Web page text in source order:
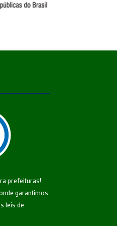
prefeituras!
garantimos
leis de